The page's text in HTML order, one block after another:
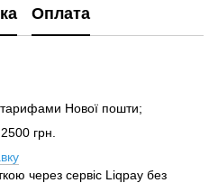
Оплата
тарифами Нової пошти;
грн.
через сервіс Liqpay без